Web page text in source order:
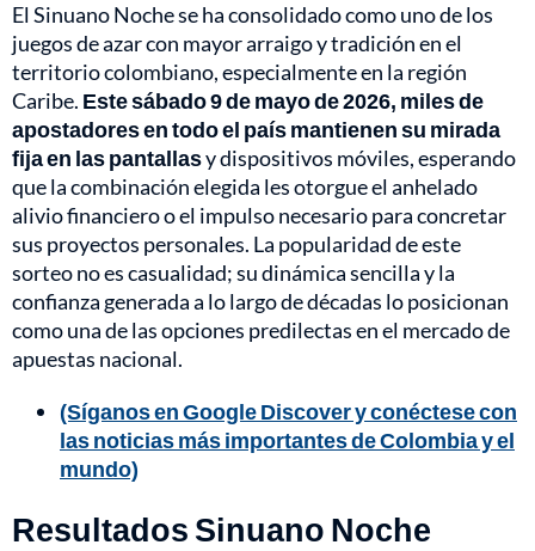
El Sinuano Noche se ha consolidado como uno de los
juegos de azar con mayor arraigo y tradición en el
territorio colombiano, especialmente en la región
Caribe. Este sábado 9 de mayo de 2026, miles de
apostadores en todo el país mantienen su mirada
fija en las pantallasy dispositivos móviles, esperando
que la combinación elegida les otorgue el anhelado
alivio financiero o el impulso necesario para concretar
sus proyectos personales. La popularidad de este
sorteo no es casualidad; su dinámica sencilla y la
confianza generada a lo largo de décadas lo posicionan
como una de las opciones predilectas en el mercado de
apuestas nacional.
(Síganos en Google Discover y conéctese con
las noticias más importantes de Colombia y el
mundo)
Resultados Sinuano Noche